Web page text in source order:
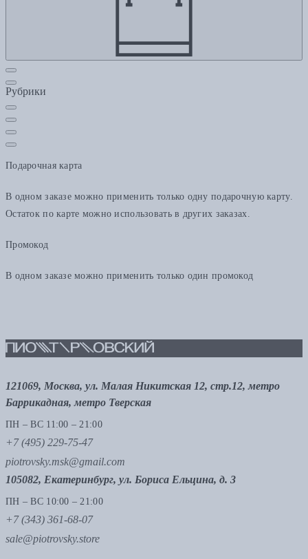
Рубрики
Подарочная карта
В одном заказе можно применить только одну подарочную карту.
Остаток по карте можно использовать в других заказах.
Промокод
В одном заказе можно применить только один промокод
121069, Москва, ул. Малая Никитская 12, стр.12, метро
Баррикадная, метро Тверская
ПН – ВС 11:00 – 21:00
+7 (495) 229-75-47
piotrovsky.msk@gmail.com
105082, Екатеринбург, ул. Бориса Ельцина, д. 3
ПН – ВС 10:00 – 21:00
+7 (343) 361-68-07
sale@piotrovsky.store